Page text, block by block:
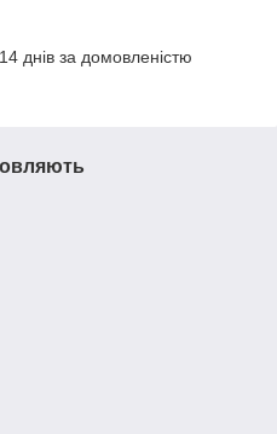
днів за домовленістю